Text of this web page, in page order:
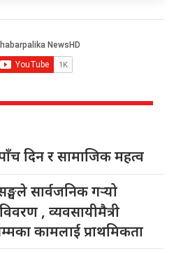
दिन र सामाजिक महत्व
सार्वजनिक गर्‍यो
, व्यवसायीमैत्री
कामलाई प्राथमिकता